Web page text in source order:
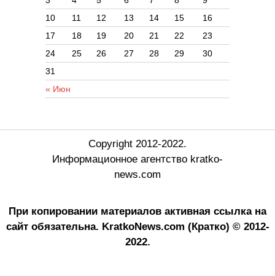
« Июн
10
11 12 13 14 15
16
17
18 19 20 21 22
23
24
25 26 27 28 29
30
31
Copyright 2012-2022.
Информационное агентство kratko-
news.com
При копировании материалов активная ссылка на
сайт обязательна. KratkoNews.com (Кратко) © 2012-
2022.